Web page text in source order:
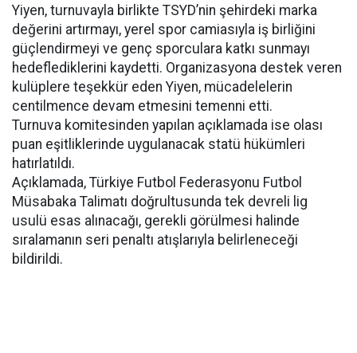
Yiyen, turnuvayla birlikte TSYD’nin şehirdeki marka
değerini artırmayı, yerel spor camiasıyla iş birliğini
güçlendirmeyi ve genç sporculara katkı sunmayı
hedeflediklerini kaydetti. Organizasyona destek veren
kulüplere teşekkür eden Yiyen, mücadelelerin
centilmence devam etmesini temenni etti.
Turnuva komitesinden yapılan açıklamada ise olası
puan eşitliklerinde uygulanacak statü hükümleri
hatırlatıldı.
Açıklamada, Türkiye Futbol Federasyonu Futbol
Müsabaka Talimatı doğrultusunda tek devreli lig
usulü esas alınacağı, gerekli görülmesi halinde
sıralamanın seri penaltı atışlarıyla belirleneceği
bildirildi.